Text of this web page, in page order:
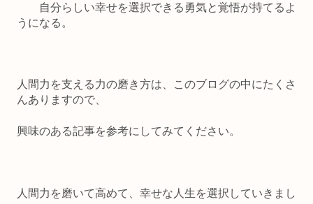
自分らしい幸せを選択できる勇気と覚悟が持てるよ
うになる。
人間力を支える力の磨き方は、このブログの中にたくさ
んありますので、
興味のある記事を参考にしてみてください。
人間力を磨いて高めて、幸せな人生を選択していきまし